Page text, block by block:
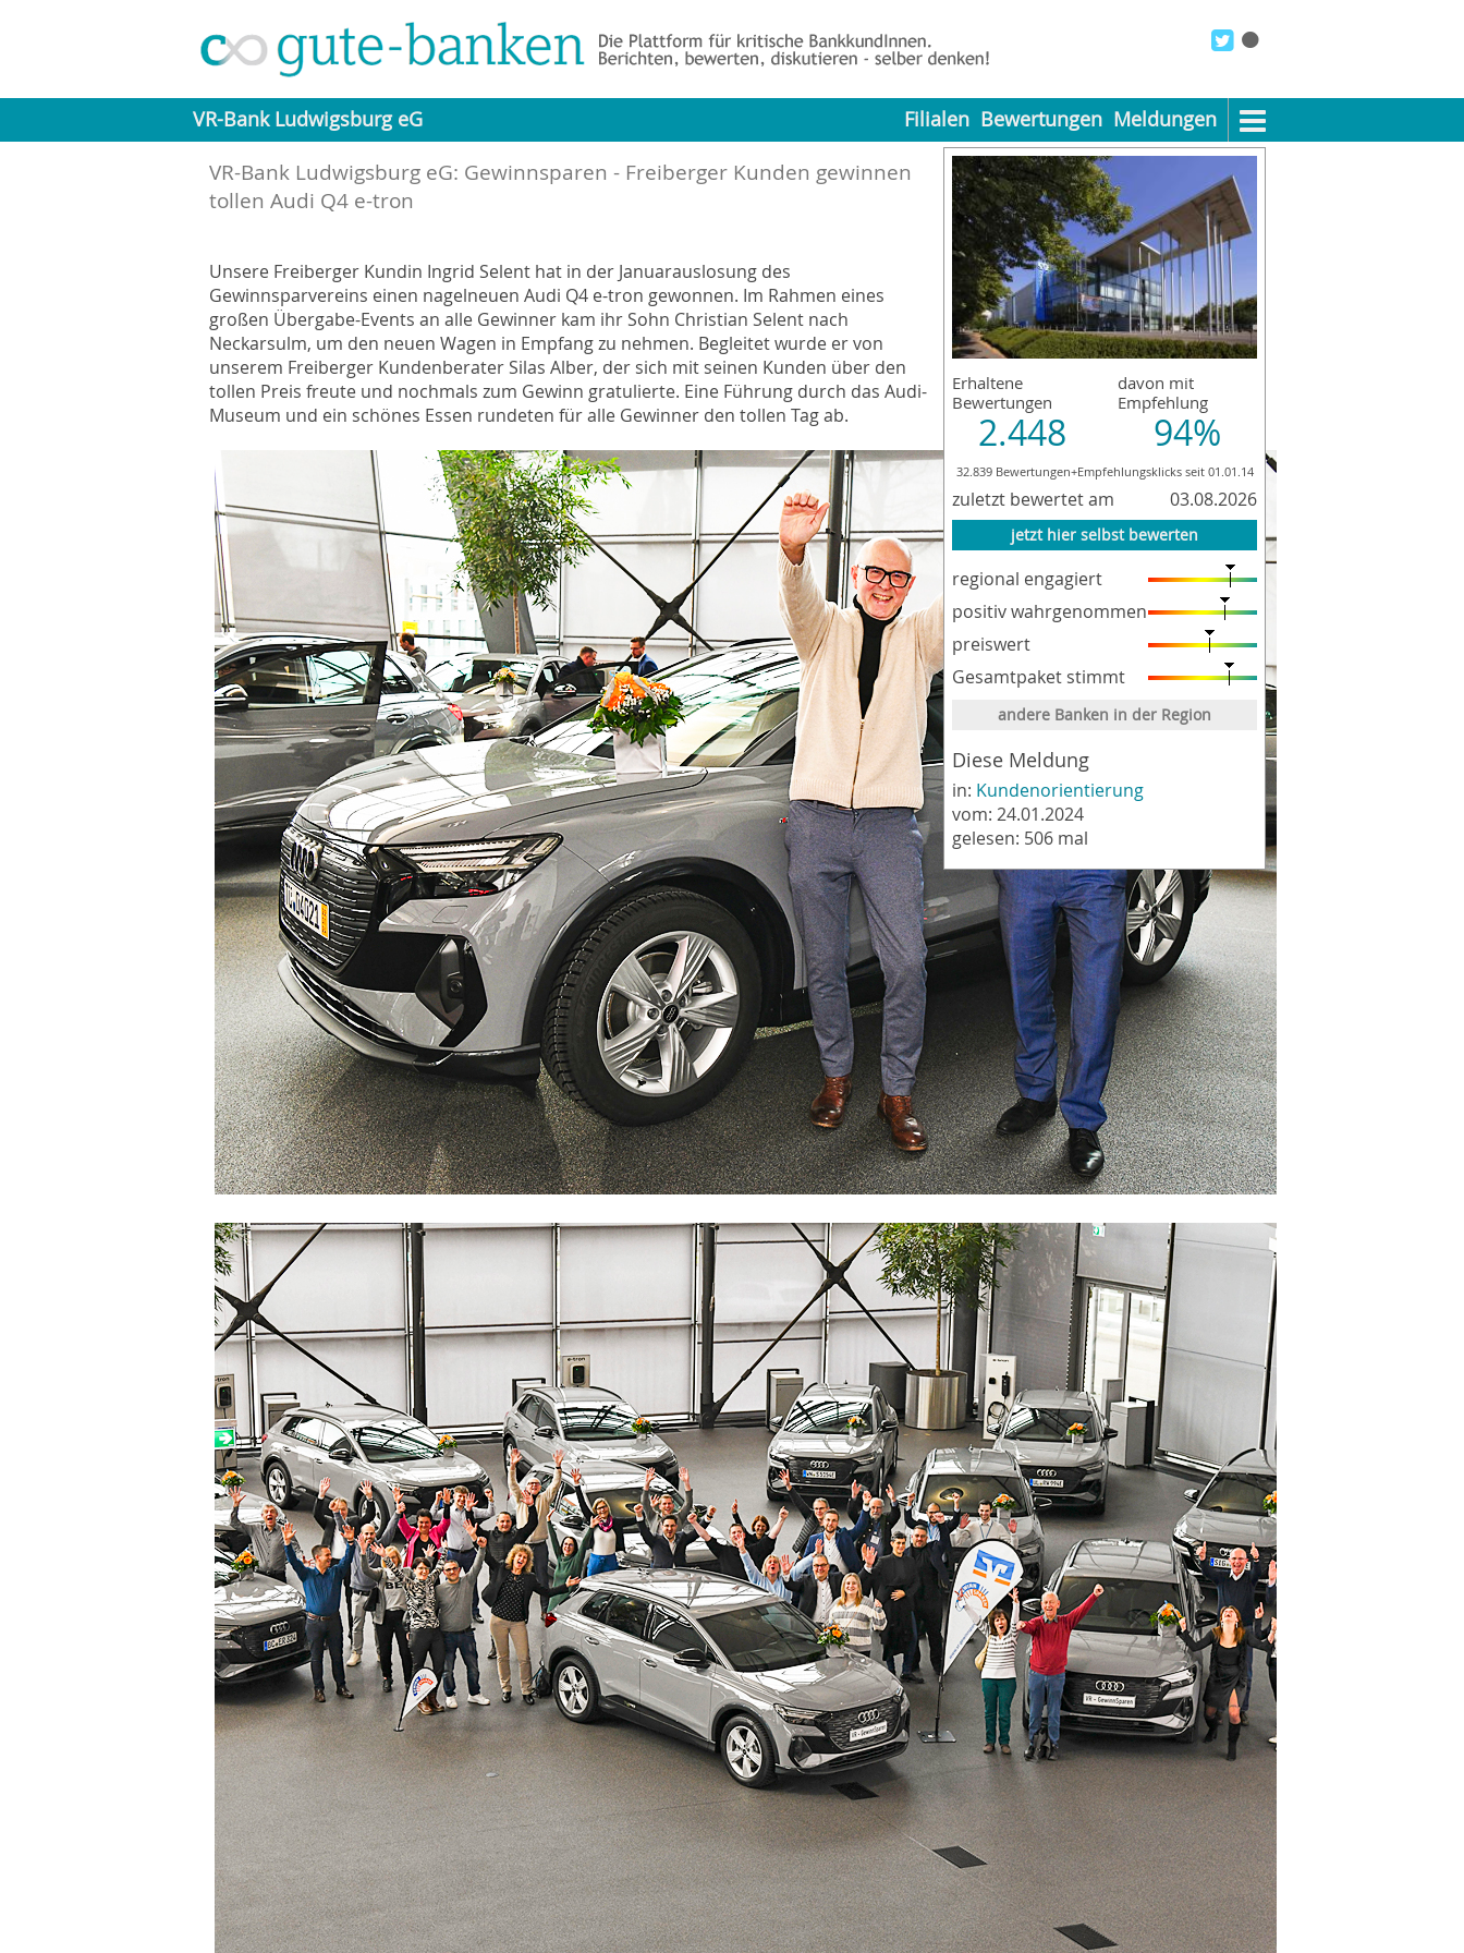
VR-Bank Ludwigsburg eG Filialen Bewertungen Meldungen
Erhaltene
Bewertungen
2.448
davon mit
Empfehlung
94%
32.839 Bewertungen+Empfehlungsklicks seit 01.01.14
zuletzt bewertet am 03.08.2026
jetzt hier selbst bewerten
regional engagiert
positiv wahrgenommen
preiswert
Gesamtpaket stimmt
andere Banken in der Region
Diese Meldung
in: Kundenorientierung
vom: 24.01.2024
gelesen: 506 mal
VR-Bank Ludwigsburg eG: Gewinnsparen - Freiberger Kunden gewinnen
tollen Audi Q4 e-tron
Unsere Freiberger Kundin Ingrid Selent hat in der Januarauslosung des
Gewinnsparvereins einen nagelneuen Audi Q4 e-tron gewonnen. Im Rahmen eines
großen Übergabe-Events an alle Gewinner kam ihr Sohn Christian Selent nach
Neckarsulm, um den neuen Wagen in Empfang zu nehmen. Begleitet wurde er von
unserem Freiberger Kundenberater Silas Alber, der sich mit seinen Kunden über den
tollen Preis freute und nochmals zum Gewinn gratulierte. Eine Führung durch das Audi-
Museum und ein schönes Essen rundeten für alle Gewinner den tollen Tag ab.